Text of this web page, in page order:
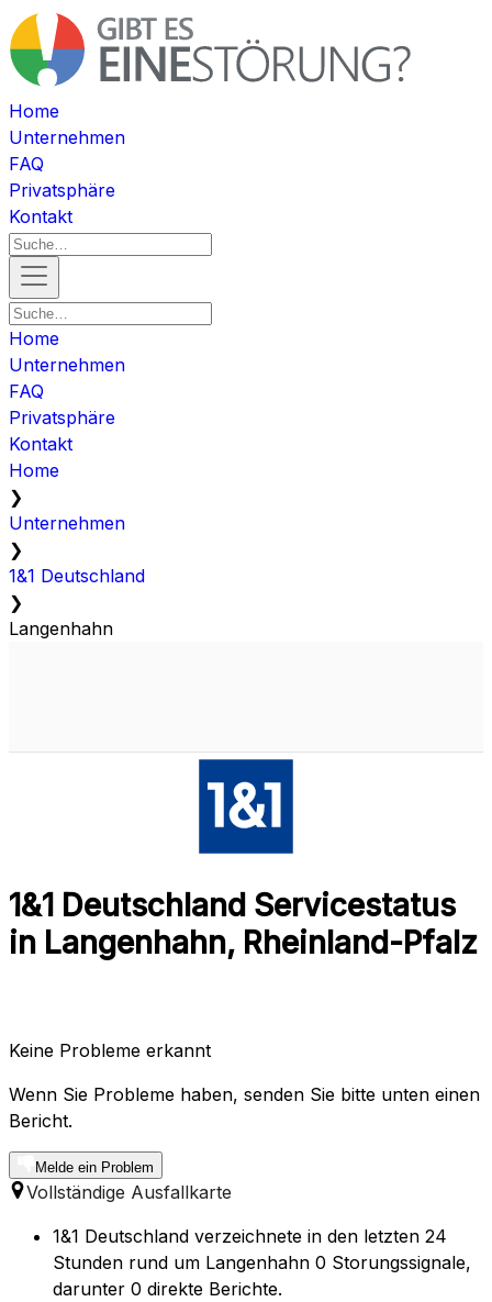
Home
Unternehmen
FAQ
Privatsphäre
Kontakt
Home
Unternehmen
FAQ
Privatsphäre
Kontakt
Home
❯
Unternehmen
❯
1&1 Deutschland
❯
Langenhahn
1&1 Deutschland Servicestatus
in Langenhahn, Rheinland-Pfalz
Keine Probleme erkannt
Wenn Sie Probleme haben, senden Sie bitte unten einen
Bericht.
Melde ein Problem
Vollständige Ausfallkarte
1&1 Deutschland verzeichnete in den letzten 24
Stunden rund um Langenhahn 0 Storungssignale,
darunter 0 direkte Berichte.